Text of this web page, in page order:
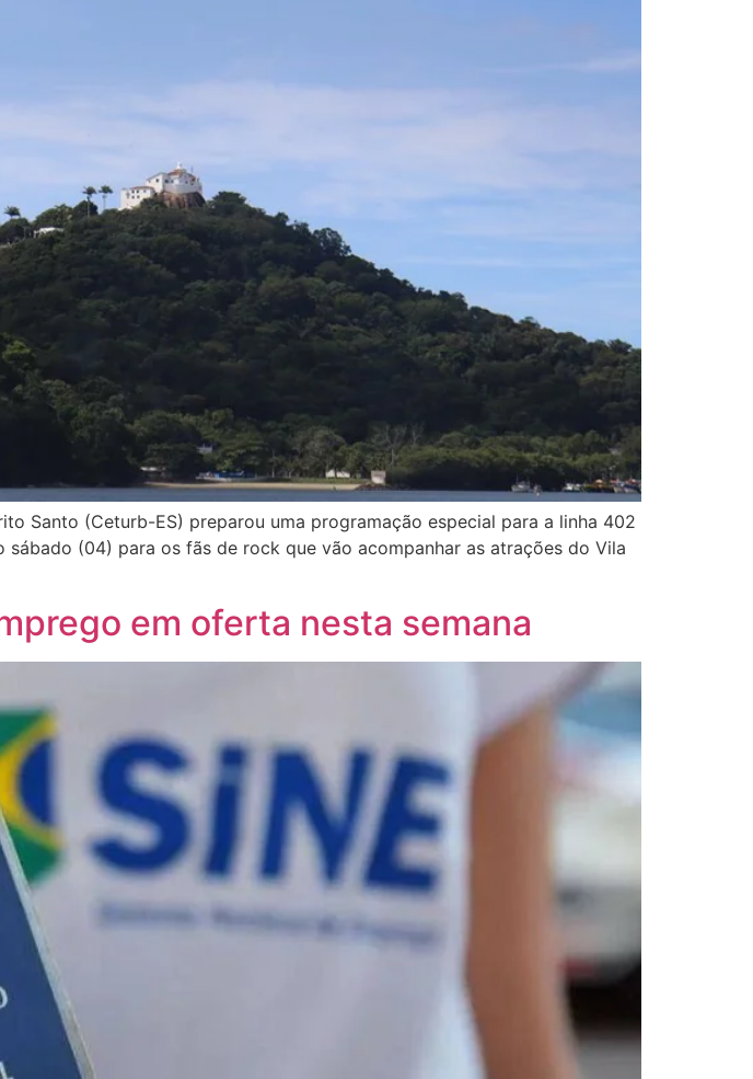
Santo (Ceturb-ES) preparou uma programação especial para a linha 402
(04) para os fãs de rock que vão acompanhar as atrações do Vila
em oferta nesta semana